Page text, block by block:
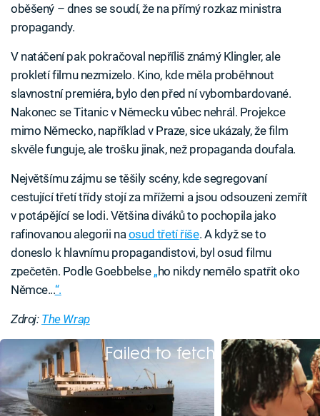
oběšený – dnes se soudí, že na přímý rozkaz ministra
propagandy.
V natáčení pak pokračoval nepříliš známý Klingler, ale
prokletí filmu nezmizelo. Kino, kde měla proběhnout
slavnostní premiéra, bylo den před ní vybombardované.
Nakonec se Titanic v Německu vůbec nehrál. Projekce
mimo Německo, například v Praze, sice ukázaly, že film
skvěle funguje, ale trošku jinak, než propaganda doufala.
Největšímu zájmu se těšily scény, kde segregovaní
cestující třetí třídy stojí za mřížemi a jsou odsouzeni zemřít
v potápějící se lodi. Většina diváků to pochopila jako
rafinovanou alegorii na osud třetí říše. A když se to
doneslo k hlavnímu propagandistovi, byl osud filmu
zpečetěn. Podle Goebbelse „ho nikdy nemělo spatřit oko
Němce...“.
Zdroj: The Wrap
Failed to fetch